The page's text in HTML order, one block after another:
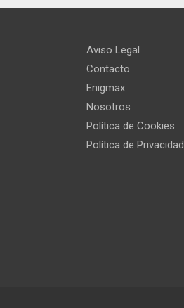
Aviso Legal
Contacto
Enigmax
Nosotros
Política de Cookies
Política de Privacidad